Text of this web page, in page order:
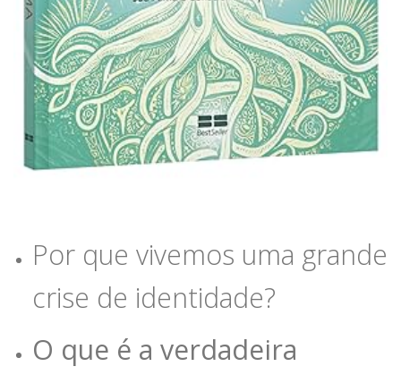
Por que vivemos uma grande
crise de identidade?
O que é a verdadeira